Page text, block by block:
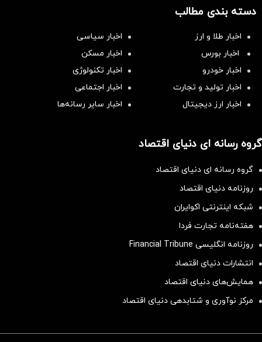
دسته بندی مطالب
اخبار طلا و ارز
اخبار سیاسی
اخبار بورس
اخبار مسکن
اخبار خودرو
اخبار تکنولوژی
اخبار تولید و تجارت
اخبار اجتماعی
اخبار ارز دیجیتال
اخبار سایر رسانه‌‌ها
گروه رسانه ای دنیای اقتصاد
گروه رسانه ای دنیای اقتصاد
روزنامه دنیای اقتصاد
شبکه اینترنتی اکوایران
هفته‌نامه تجارت فردا
روزنامه انگلیسی Financial Tribune
انتشارات دنیای اقتصاد
همایش‌های دنیای اقتصاد
مرکز نوآوری و شتابدهی دنیای اقتصاد